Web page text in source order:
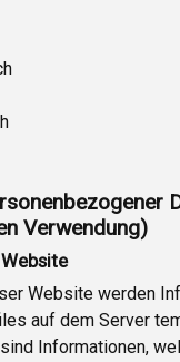
Verwendung)
Website werden
auf dem Server
Informationen,